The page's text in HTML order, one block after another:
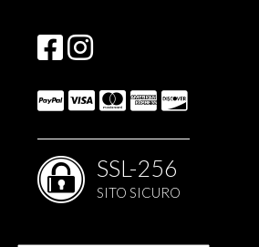
SSL-256
SITO SICURO